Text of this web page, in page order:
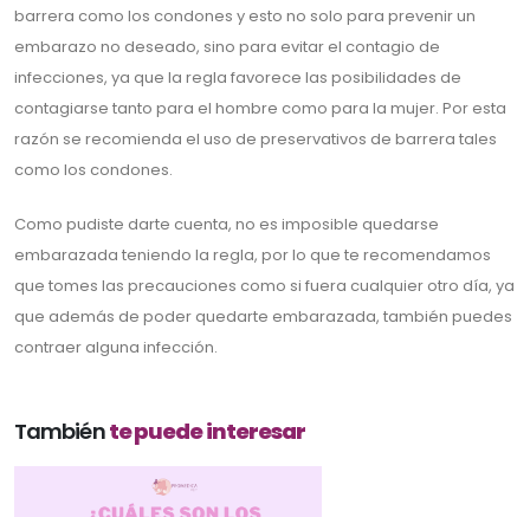
barrera como los condones y esto no solo para prevenir un
embarazo no deseado, sino para evitar el contagio de
infecciones, ya que la regla favorece las posibilidades de
contagiarse tanto para el hombre como para la mujer. Por esta
razón se recomienda el uso de preservativos de barrera tales
como los condones.
Como pudiste darte cuenta, no es imposible quedarse
embarazada teniendo la regla, por lo que te recomendamos
que tomes las precauciones como si fuera cualquier otro día, ya
que además de poder quedarte embarazada, también puedes
contraer alguna infección.
Tambiénte puede interesar